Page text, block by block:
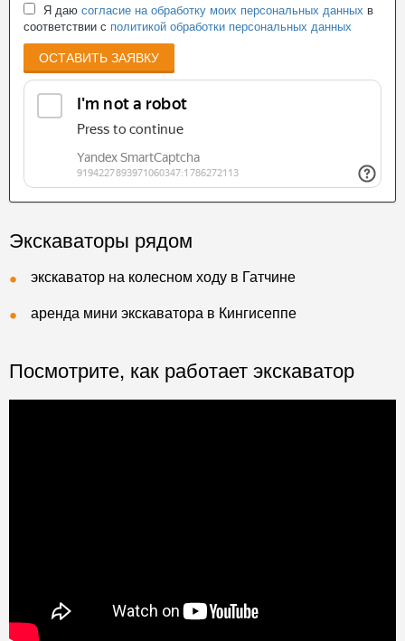
Я даю согласие на обработку моих персональных данных в
соответствии с политикой обработки персональных данных
ОСТАВИТЬ ЗАЯВКУ
Экскаваторы рядом
экскаватор на колесном ходу в Гатчине
аренда мини экскаватора в Кингисеппе
Посмотрите, как работает экскаватор